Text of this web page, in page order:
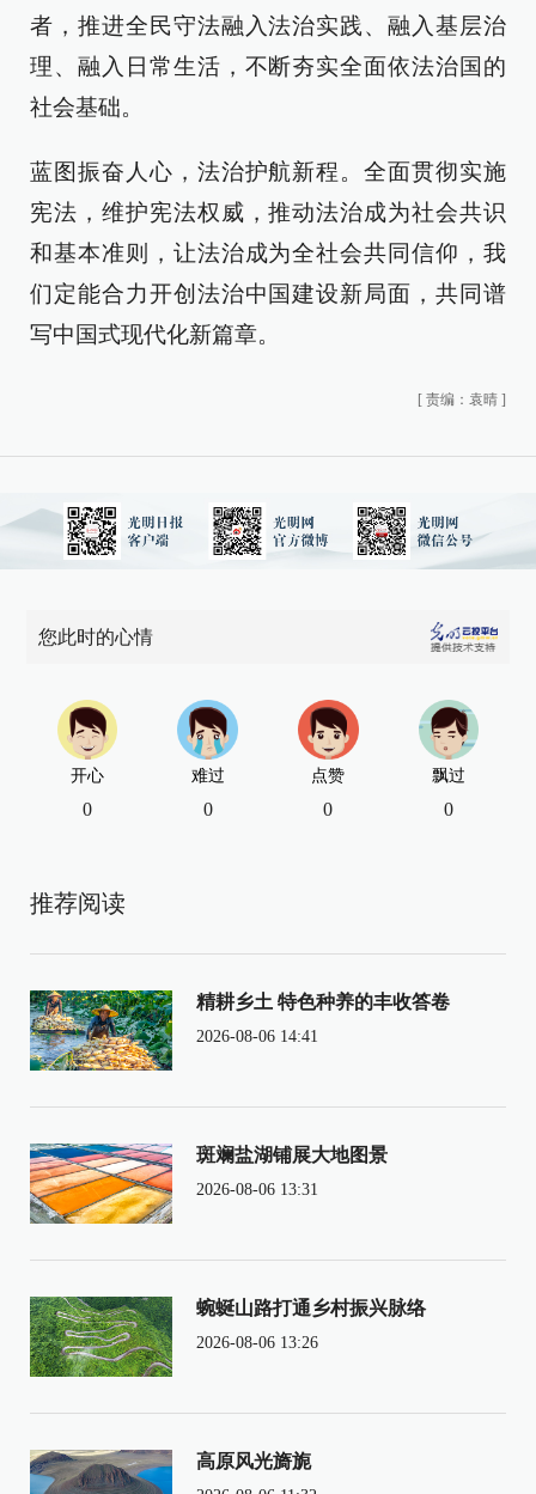
者，推进全民守法融入法治实践、融入基层治
理、融入日常生活，不断夯实全面依法治国的
社会基础。
蓝图振奋人心，法治护航新程。全面贯彻实施
宪法，维护宪法权威，推动法治成为社会共识
和基本准则，让法治成为全社会共同信仰，我
们定能合力开创法治中国建设新局面，共同谱
写中国式现代化新篇章。
[ 责编：袁晴 ]
您此时的心情
开心
0
难过
0
点赞
0
飘过
0
推荐阅读
精耕乡土 特色种养的丰收答卷
2026-08-06 14:41
斑斓盐湖铺展大地图景
2026-08-06 13:31
蜿蜒山路打通乡村振兴脉络
2026-08-06 13:26
高原风光旖旎